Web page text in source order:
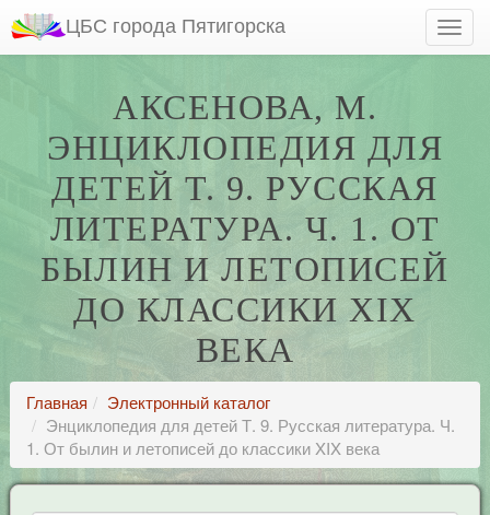
ЦБС города Пятигорска
АКСЕНОВА, М.
ЭНЦИКЛОПЕДИЯ ДЛЯ
ДЕТЕЙ Т. 9. РУССКАЯ
ЛИТЕРАТУРА. Ч. 1. ОТ
БЫЛИН И ЛЕТОПИСЕЙ
ДО КЛАССИКИ XIX
ВЕКА
Главная
Электронный каталог
Энциклопедия для детей Т. 9. Русская литература. Ч.
1. От былин и летописей до классики XIX века